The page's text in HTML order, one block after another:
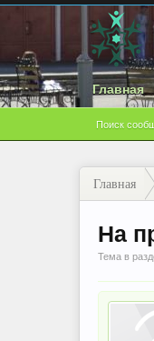
Главная
Поиск
Главная
На
Тема в